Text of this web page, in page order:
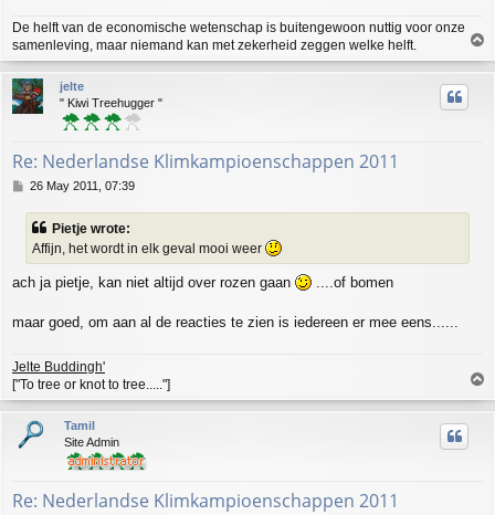
De helft van de economische wetenschap is buitengewoon nuttig voor onze
samenleving, maar niemand kan met zekerheid zeggen welke helft.
o
p
jelte
" Kiwi Treehugger "
Re: Nederlandse Klimkampioenschappen 2011
P
s
26 May 2011, 07:39
Pietje wrote:
Affijn, het wordt in elk geval mooi weer
ach ja pietje, kan niet altijd over rozen gaan ....of bomen
maar goed, om aan al de reacties te zien is iedereen er mee eens......
Jelte Buddingh'
["To tree or knot to tree....."]
p
Tamil
Site Admin
Re: Nederlandse Klimkampioenschappen 2011